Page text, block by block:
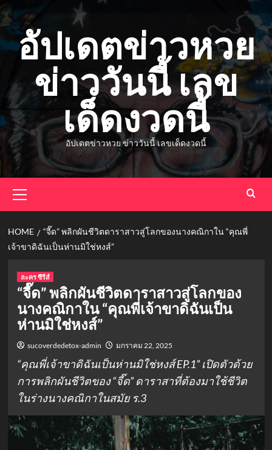
Skip
to
contentอัปเดตข่าวหวย
ข่าววันนี้ เลข
เด็ดงวดนี้
อัปเดตข่าวหวย ข่าววันนี้ เลขเด็ดงวดนี้
Menu
HOME
“จี๊ด” พลิกผันชีวิตดาราสาวสู่โลกของนางคณิกาใน “คุณพี่
เจ้าขาดิฉันเป็นห่านมิใช่หงส์”
ละคร ซีรีส์
“จี๊ด” พลิกผันชีวิตดาราสาวสู่โลกของ
นางคณิกาใน “คุณพี่เจ้าขาดิฉันเป็น
ห่านมิใช่หงส์”
sucoverdedetox-admin มกราคม 22, 2025
“คุณพี่เจ้าขาดิฉันเป็นห่านมิใช่หงส์ EP.1” เปิดตัวด้วย
การพลิกผันชีวิตของ “จี๊ด” ดาราสาที่ต้องมาใช้ชีวิต
ในร่างนางคณิกาในสมัย ร.3